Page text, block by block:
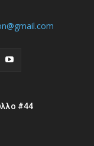
#44